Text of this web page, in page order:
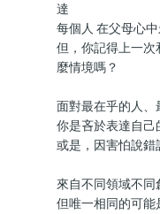
達
每個人 在父母心中
但，你記得上一
麼情境嗎？
面對最在乎的人、
你是吝於表達自己
或是，因害怕說錯
來自不同領域不
但唯一相同的可